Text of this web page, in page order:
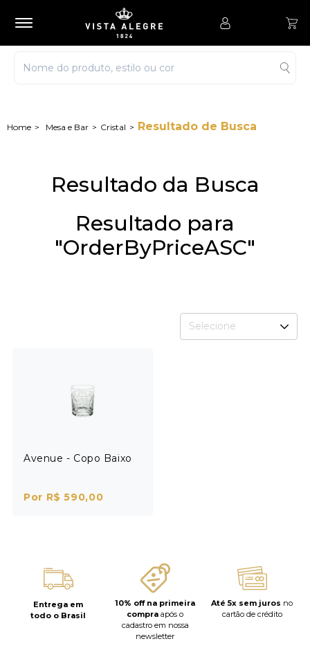
Mesa e Bar Cristal Resultado de Busca
Resultado da Busca
Resultado para
"OrderByPriceASC"
Selecione
Avenue - Copo Baixo
Por R$ 590,00
Entrega em
todo o Brasil
10% off na primeira
compra após o
cadastro em nossa
newsletter
Até 5x sem juros no
cartão de crédito